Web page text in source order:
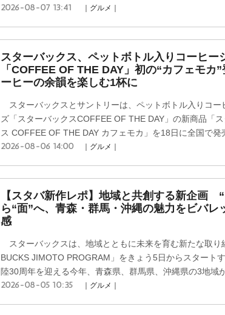
2026-08-07 13:41 ｜グルメ｜
スターバックス、ペットボトル入りコーヒー
「COFFEE OF THE DAY」初の“カフェモ
ーヒーの余韻を楽しむ1杯に
スターバックスとサントリーは、ペットボトル入りコー
ズ「スターバックスCOFFEE OF THE DAY」の新商品「
ス COFFEE OF THE DAY カフェモカ」を18日に全国で発
2026-08-06 14:00 ｜グルメ｜
【スタバ新作レポ】地域と共創する新企画
ら“面”へ、青森・群馬・沖縄の魅力をビバレ
感
スターバックスは、地域とともに未来を育む新たな取り
BUCKS JIMOTO PROGRAM」をきょう5日からスタート
陸30周年を迎える今年、青森県、群馬県、沖縄県の3地域
2026-08-05 10:35 ｜グルメ｜